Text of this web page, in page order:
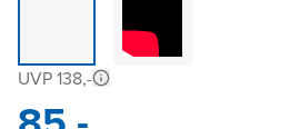
UVP 138,-